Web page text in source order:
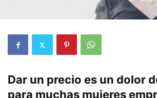
Dar un precio es un dolor
para muchas mujeres